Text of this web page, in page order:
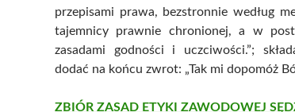
przepisami prawa, bezstronnie według
tajemnicy prawnie chronionej, a w
zasadami godności i uczciwości.”;
dodać na końcu zwrot: „Tak mi dopomóż
ZBIÓR ZASAD ETYKI ZAWODOWEJ